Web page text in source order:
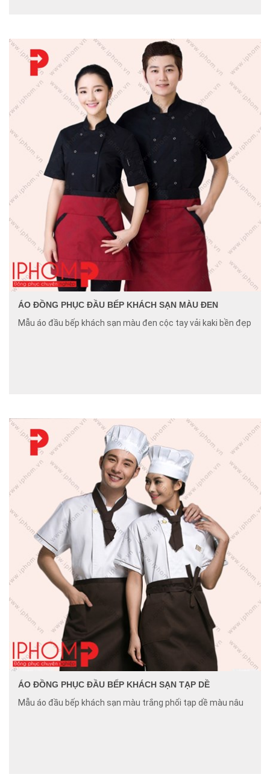
ÁO ĐỒNG PHỤC ĐẦU BẾP KHÁCH SẠN MÀU ĐEN
Mẫu áo đầu bếp khách sạn màu đen cộc tay vải kaki bền đẹp
ÁO ĐỒNG PHỤC ĐẦU BẾP KHÁCH SẠN TẠP DỀ
Mẫu áo đầu bếp khách sạn màu trắng phối tạp dề màu nâu